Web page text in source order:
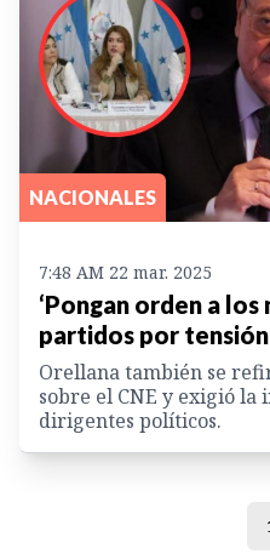
NACIONALES
7:48 AM 22 mar. 2025
‘Pongan orden a los
partidos por tensión
Orellana también se
sobre el CNE y exigió la
dirigentes políticos.